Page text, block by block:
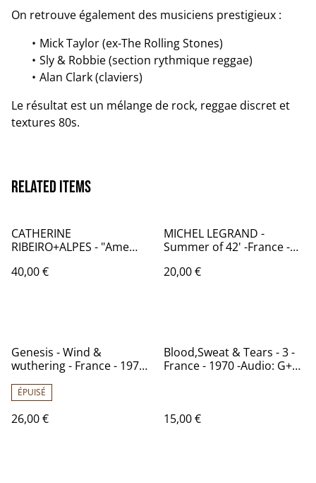
On retrouve également des musiciens prestigieux :
Mick Taylor (ex-The Rolling Stones)
Sly & Robbie (section rythmique reggae)
Alan Clark (claviers)
Le résultat est un mélange de rock, reggae discret et
textures 80s.
Related items
CATHERINE
RIBEIRO+ALPES - "Ame
Audio:NM - Philips 6325
40,00 €
MICHEL LEGRAND -
Summer of 42' -France -
Records 46 098
20,00 €
Genesis - Wind &
wuthering - France - 1976 -
9103 114
ÉPUISÉ
26,00 €
Blood,Sweat & Tears - 3 -
France - 1970 -Audio: G+
15,00 €